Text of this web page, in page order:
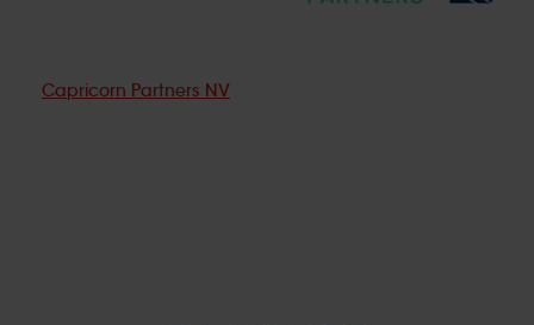
Capricorn Partners NV